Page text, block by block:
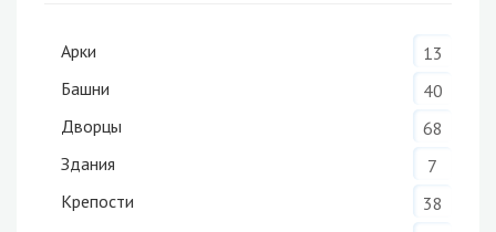
Арки
13
Башни
40
Дворцы
68
Здания
7
Крепости
38